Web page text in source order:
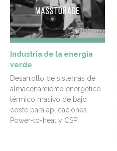
Industria de la energía
verde
Desarrollo de sistemas de
almacenamiento energético
térmico masivo de bajo
coste para aplicaciones
Power-to-heat y CSP